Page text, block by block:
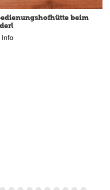
beim
Info